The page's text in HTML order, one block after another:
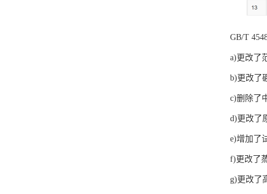
GB/T
a)更改了
b)更改了
c)删除了
d)更改了
e)增加了
f)更改了
g)更改了